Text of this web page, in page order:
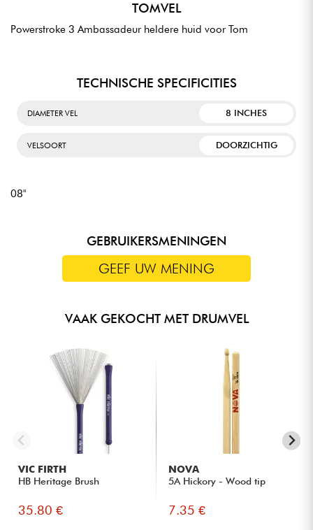
TOMVEL
Powerstroke 3 Ambassadeur heldere huid voor Tom
TECHNISCHE SPECIFICITIES
DIAMETER VEL 8 INCHES
VELSOORT DOORZICHTIG
08"
GEBRUIKERSMENINGEN
GEEF UW MENING
VAAK GEKOCHT MET DRUMVEL
VIC FIRTH
HB Heritage Brush
35.80 €
NOVA
5A Hickory - Wood tip
7.35 €